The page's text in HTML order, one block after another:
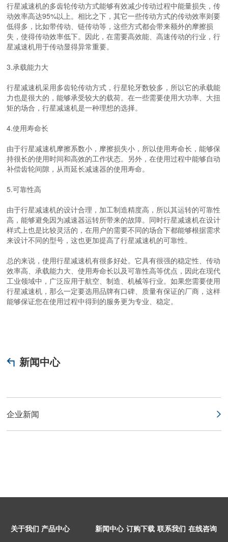
行星减速机的多齿轮传动方式能够有效减少传动过程中能量损失，传
动效率高达95%以上。相比之下，其它一些传动方式的传动效率则要
低得多，比如带传动、链传动等，这些方式都会带来额外的摩擦损
失，使得传动效率低下。因此，在需要高效能、高速传动的行业，行
星减速机用于传动显得异常重要。
3.承载能力大
行星减速机采用多齿轮传动方式，行星轮牙数较多，所以它的承载能
力也是很大的，能够承受较大的载荷。在一些需要使用大功率、大扭
矩的场合，行星减速机是一种理想的选择。
4.使用寿命长
由于行星减速机摩擦系数小，摩擦损失小，所以使用寿命长，能够保
持很长的使用时间和高效的工作状态。另外，在使用过程中能够自动
补偿齿轮间隙，从而延长减速器的使用寿命。
5.可靠性高
由于行星减速机的设计合理，加工制造精度高，所以其运转的可靠性
高，能够避免因为减速器运转所带来的故障。同时行星减速机在设计
样式上也是比较灵活的，在用户的需要不同的场合下都能够根据需求
来设计不同的型号，这也更加提高了行星减速机的可靠性。
总的来说，使用行星减速机有很多好处。它具有很强的稳定性、传动
效率高、承载能力大、使用寿命长以及可靠性高等优点，因此在现代
工业领域中，广泛应用于航空、制造、机械等行业。如果您需要使用
行星减速机，那么一定要选用品牌有口碑、质量有保证的厂商，这样
能够保证您在使用过程中得到的服务更为专业、稳定。
新闻中心
企业新闻
关于我们 产品中心 新闻中心 订购下载 联系我们 在线咨询